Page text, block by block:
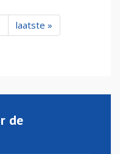
laatste »
de